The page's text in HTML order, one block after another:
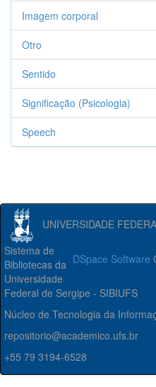
Imagem corporal
Otro
Sentido
Significação (Psicologia)
Speech
UNIVERSIDADE
DSpace Software
Sistema de
Bibliotecas da
Universidade
Federal de Sergipe - SIBIUFS
Núcleo de Tecnologia da
repositorio@academico.ufs.br
+55 79 3194-6528